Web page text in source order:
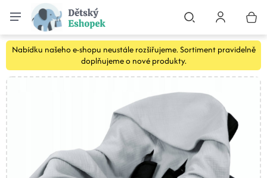
Nabídku našeho e-shopu neustále rozšiřujeme. Sortiment pravidelně
doplňujeme o nové produkty.